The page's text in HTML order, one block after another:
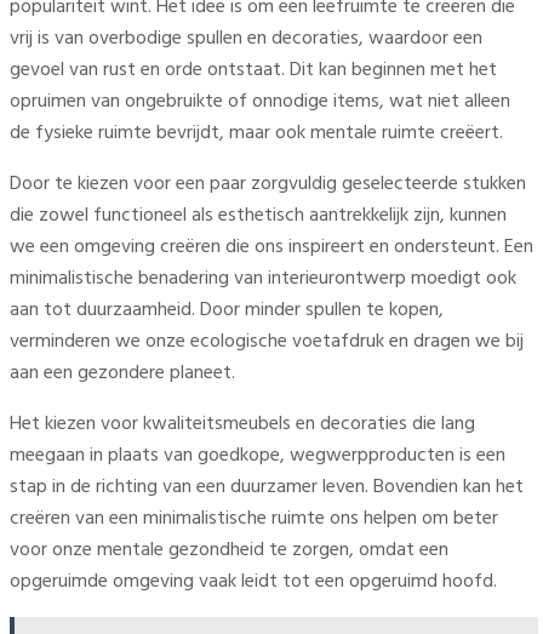
populariteit wint. Het idee is om een leefruimte te creëren die
vrij is van overbodige spullen en decoraties, waardoor een
gevoel van rust en orde ontstaat. Dit kan beginnen met het
opruimen van ongebruikte of onnodige items, wat niet alleen
de fysieke ruimte bevrijdt, maar ook mentale ruimte creëert.
Door te kiezen voor een paar zorgvuldig geselecteerde stukken
die zowel functioneel als esthetisch aantrekkelijk zijn, kunnen
we een omgeving creëren die ons inspireert en ondersteunt. Een
minimalistische benadering van interieurontwerp moedigt ook
aan tot duurzaamheid. Door minder spullen te kopen,
verminderen we onze ecologische voetafdruk en dragen we bij
aan een gezondere planeet.
Het kiezen voor kwaliteitsmeubels en decoraties die lang
meegaan in plaats van goedkope, wegwerpproducten is een
stap in de richting van een duurzamer leven. Bovendien kan het
creëren van een minimalistische ruimte ons helpen om beter
voor onze mentale gezondheid te zorgen, omdat een
opgeruimde omgeving vaak leidt tot een opgeruimd hoofd.